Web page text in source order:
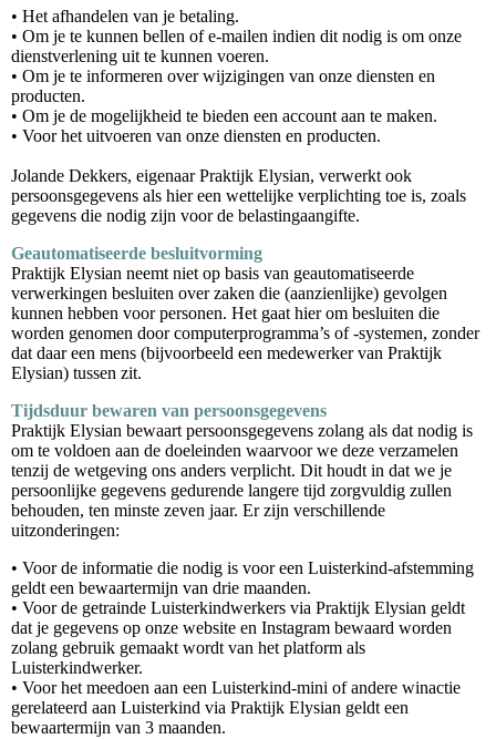
• Het afhandelen van je betaling.
• Om je te kunnen bellen of e-mailen indien dit nodig is om onze
dienstverlening uit te kunnen voeren.
• Om je te informeren over wijzigingen van onze diensten en
producten.
• Om je de mogelijkheid te bieden een account aan te maken.
• Voor het uitvoeren van onze diensten en producten.
Jolande Dekkers, eigenaar Praktijk Elysian, verwerkt ook
persoonsgegevens als hier een wettelijke verplichting toe is, zoals
gegevens die nodig zijn voor de belastingaangifte.
Geautomatiseerde besluitvorming
Praktijk Elysian neemt niet op basis van geautomatiseerde
verwerkingen besluiten over zaken die (aanzienlijke) gevolgen
kunnen hebben voor personen. Het gaat hier om besluiten die
worden genomen door computerprogramma’s of -systemen, zonder
dat daar een mens (bijvoorbeeld een medewerker van Praktijk
Elysian) tussen zit.
Tijdsduur bewaren van persoonsgegevens
Praktijk Elysian bewaart persoonsgegevens zolang als dat nodig is
om te voldoen aan de doeleinden waarvoor we deze verzamelen
tenzij de wetgeving ons anders verplicht. Dit houdt in dat we je
persoonlijke gegevens gedurende langere tijd zorgvuldig zullen
behouden, ten minste zeven jaar. Er zijn verschillende
uitzonderingen:
• Voor de informatie die nodig is voor een Luisterkind-afstemming
geldt een bewaartermijn van drie maanden.
• Voor de getrainde Luisterkindwerkers via Praktijk Elysian geldt
dat je gegevens op onze website en Instagram bewaard worden
zolang gebruik gemaakt wordt van het platform als
Luisterkindwerker.
• Voor het meedoen aan een Luisterkind-mini of andere winactie
gerelateerd aan Luisterkind via Praktijk Elysian geldt een
bewaartermijn van 3 maanden.